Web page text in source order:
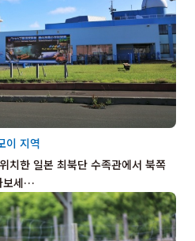
치한 일본 최북단 수족관에서 북쪽
보세…
이 지역